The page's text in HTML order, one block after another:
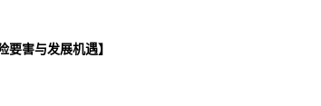
害与发展机遇】